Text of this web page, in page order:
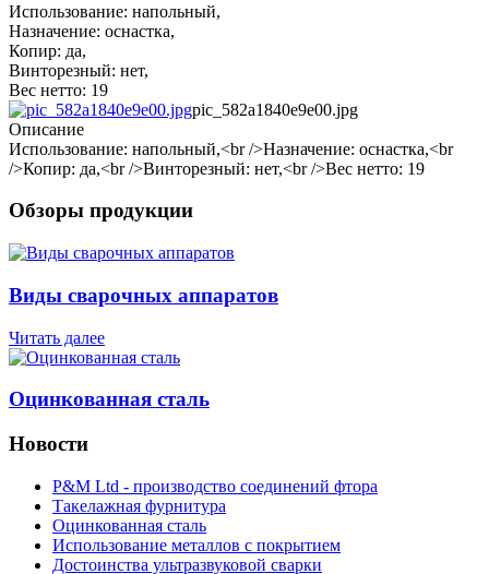
Использование: напольный,
Назначение: оснастка,
Копир: да,
Винторезный: нет,
Вес нетто: 19
pic_582a1840e9e00.jpg
Описание
Использование: напольный,<br />Назначение: оснастка,<br
/>Копир: да,<br />Винторезный: нет,<br />Вес нетто: 19
Обзоры продукции
Виды сварочных аппаратов
Читать далее
Оцинкованная сталь
Новости
P&M Ltd - производство соединений фтора
Такелажная фурнитура
Оцинкованная сталь
Использование металлов с покрытием
Достоинства ультразвуковой сварки